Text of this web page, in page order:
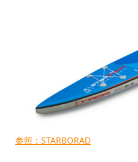
参照：STARBORAD